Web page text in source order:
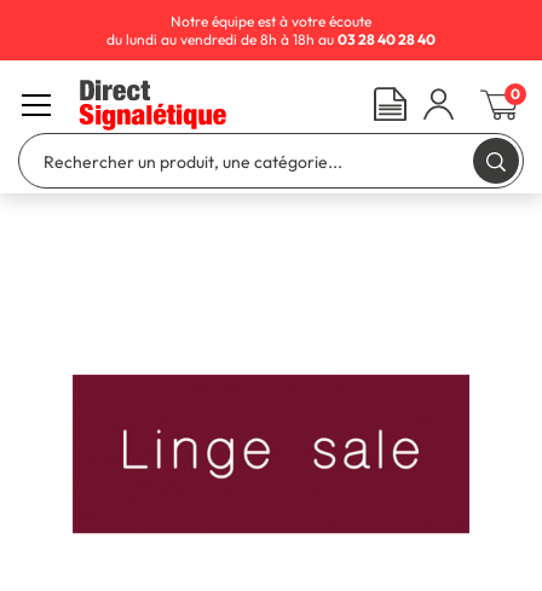
Notre équipe est à votre écoute
du lundi au vendredi de 8h à 18h au 03 28 40 28 40
0